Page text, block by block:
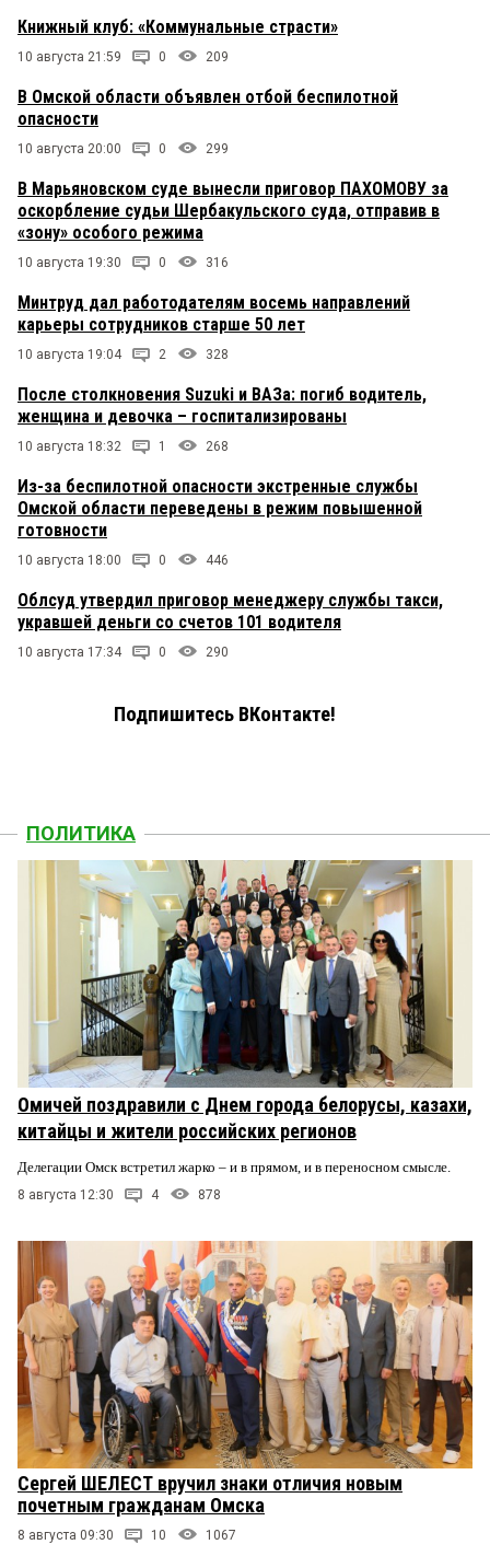
Книжный клуб: «Коммунальные страсти»
10 августа 21:59 0 209
В Омской области объявлен отбой беспилотной
опасности
10 августа 20:00 0 299
В Марьяновском суде вынесли приговор ПАХОМОВУ за
оскорбление судьи Шербакульского суда, отправив в
«зону» особого режима
10 августа 19:30 0 316
Минтруд дал работодателям восемь направлений
карьеры сотрудников старше 50 лет
10 августа 19:04 2 328
После столкновения Suzuki и ВАЗа: погиб водитель,
женщина и девочка – госпитализированы
10 августа 18:32 1 268
Из-за беспилотной опасности экстренные службы
Омской области переведены в режим повышенной
готовности
10 августа 18:00 0 446
Облсуд утвердил приговор менеджеру службы такси,
укравшей деньги со счетов 101 водителя
10 августа 17:34 0 290
Подпишитесь ВКонтакте!
ПОЛИТИКА
Омичей поздравили с Днем города белорусы, казахи,
китайцы и жители российских регионов
Делегации Омск встретил жарко – и в прямом, и в переносном смысле.
8 августа 12:30 4 878
Сергей ШЕЛЕСТ вручил знаки отличия новым
почетным гражданам Омска
8 августа 09:30 10 1067